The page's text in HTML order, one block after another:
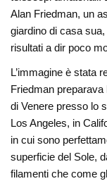
Alan Friedman, un
giardino di casa
risultati a dir poco
L’immagine è stata
Friedman preparava
di Venere presso lo
Los Angeles, in
in cui sono
superficie del Sole,
filamenti che come